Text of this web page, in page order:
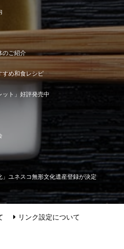
のご紹介
すめ和食レシピ
ット」好評発売中
」ユネスコ無形文化遺産登録が決定
リンク設定について